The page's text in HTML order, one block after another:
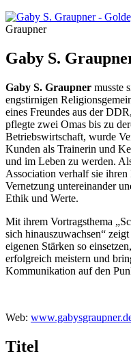
Graupner
Gaby S.
Gaby S. Graupner musste
engstirnigen
eines Freundes aus der
pflegte zwei Omas bis zu
Betriebswirtschaft, wurde
Kunden als Trainerin und
und im Leben zu werden.
Association verhalf sie
Vernetzung untereinander
Ethik und Werte.
Mit ihrem Vortragsthema
sich hinauszuwachsen“
eigenen Stärken so
erfolgreich meistern und
Kommunikation auf den
Web:
Titel